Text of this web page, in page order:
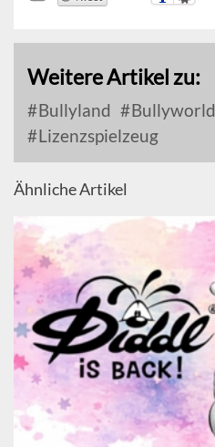
Weitere Artikel zu:
Bullyland Bullyworld
Lizenzspielzeug
Ähnliche Artikel